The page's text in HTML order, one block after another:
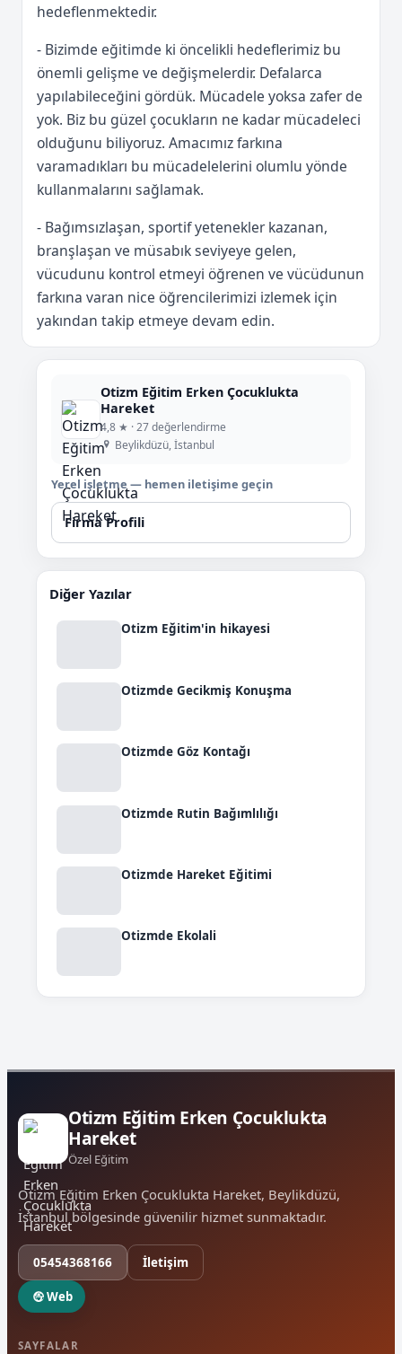
hedeflenmektedir.
- Bizimde eğitimde ki öncelikli hedeflerimiz bu
önemli gelişme ve değişmelerdir. Defalarca
yapılabileceğini gördük. Mücadele yoksa zafer de
yok. Biz bu güzel çocukların ne kadar mücadeleci
olduğunu biliyoruz. Amacımız farkına
varamadıkları bu mücadelelerini olumlu yönde
kullanmalarını sağlamak.
- Bağımsızlaşan, sportif yetenekler kazanan,
branşlaşan ve müsabık seviyeye gelen,
vücudunu kontrol etmeyi öğrenen ve vücüdunun
farkına varan nice öğrencilerimizi izlemek için
yakından takip etmeye devam edin.
Otizm Eğitim Erken Çocuklukta
Hareket
4,8 ★ · 27 değerlendirme
Beylikdüzü, İstanbul
Yerel işletme — hemen iletişime geçin
Firma Profili
Diğer Yazılar
Otizm Eğitim'in hikayesi
Otizmde Gecikmiş Konuşma
Otizmde Göz Kontağı
Otizmde Rutin Bağımlılığı
Otizmde Hareket Eğitimi
Otizmde Ekolali
Otizm Eğitim Erken Çocuklukta
Hareket
Özel Eğitim
Otizm Eğitim Erken Çocuklukta Hareket, Beylikdüzü,
İstanbul bölgesinde güvenilir hizmet sunmaktadır.
05454368166 İletişim
Web
SAYFALAR